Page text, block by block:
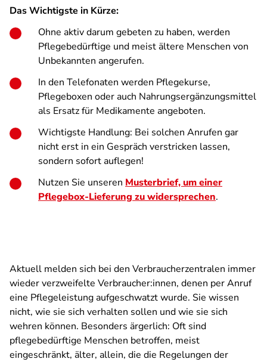
Das Wichtigste in Kürze:
Ohne aktiv darum gebeten zu haben, werden
Pflegebedürftige und meist ältere Menschen von
Unbekannten angerufen.
In den Telefonaten werden Pflegekurse,
Pflegeboxen oder auch Nahrungsergänzungsmittel
als Ersatz für Medikamente angeboten.
Wichtigste Handlung: Bei solchen Anrufen gar
nicht erst in ein Gespräch verstricken lassen,
sondern sofort auflegen!
Nutzen Sie unseren Musterbrief, um einer
Pflegebox-Lieferung zu widersprechen.
Aktuell melden sich bei den Verbraucherzentralen immer
wieder verzweifelte Verbraucher:innen, denen per Anruf
eine Pflegeleistung aufgeschwatzt wurde. Sie wissen
nicht, wie sie sich verhalten sollen und wie sie sich
wehren können. Besonders ärgerlich: Oft sind
pflegebedürftige Menschen betroffen, meist
eingeschränkt, älter, allein, die die Regelungen der